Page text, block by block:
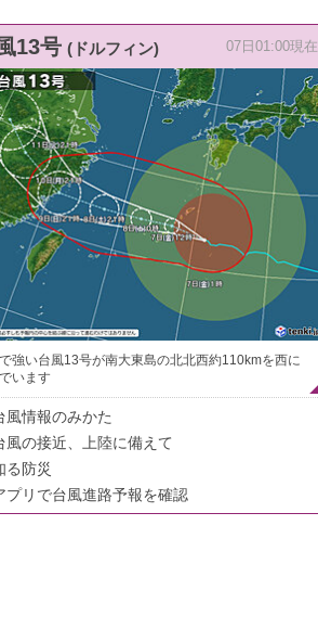
13号 (ドルフィン) 07日01:00現在
強い台風13号が南大東島の北北西約110kmを西に
います
風情報のみかた
風の接近、上陸に備えて
る防災
プリで台風進路予報を確認